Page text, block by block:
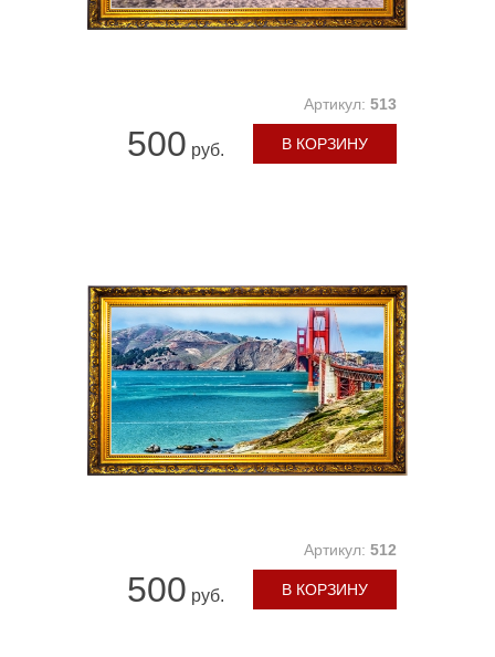
Артикул: 513
500 руб. В КОРЗИНУ
Артикул: 512
500 руб. В КОРЗИНУ